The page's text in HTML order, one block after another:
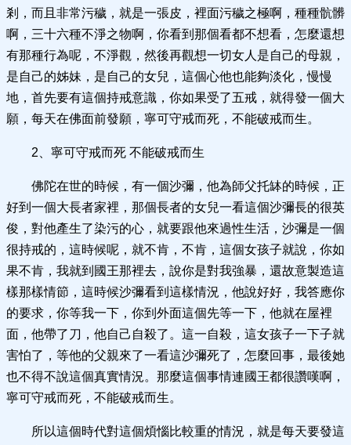
剎，而且非常污穢，就是一張皮，裡面污穢之極啊，種種骯髒
啊，三十六種不淨之物啊，你看到那個看都不想看，怎麼還想
有那種行為呢，不淨觀，然後再觀想一切女人是自己的母親，
是自己的姊妹，是自己的女兒，這個心他也能夠淡化，慢慢
地，首先要有這個持戒意識，你如果受了五戒，就得發一個大
願，每天在佛面前發願，寧可守戒而死，不能破戒而生。
2、寧可守戒而死 不能破戒而生
佛陀在世的時候，有一個沙彌，他為師父托缽的時候，正
好到一個大長者家裡，那個長者的女兒一看這個沙彌長的很英
俊，對他產生了染污的心，就要跟他來過性生活，沙彌是一個
很持戒的，這時候呢，就不肯，不肯，這個女孩子就說，你如
果不肯，我就到國王那裡去，說你是對我強暴，還故意製造這
樣那樣情節，這時候沙彌看到這樣情況，他說好好，我答應你
的要求，你等我一下，你到外面這個先等一下，他就在屋裡
面，他帶了刀，他自己自殺了。這一自殺，這女孩子一下子就
害怕了，等他的父親來了一看這沙彌死了，怎麼回事，最後她
也不得不說這個真實情況。那麼這個事情連國王都很讚嘆啊，
寧可守戒而死，不能破戒而生。
所以這個時代對這個煩惱比較重的情況，就是每天要發這